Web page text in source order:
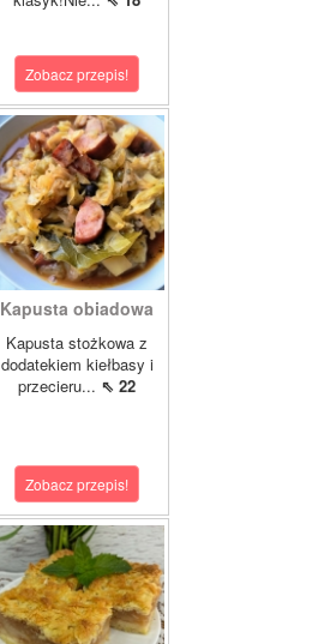
Zobacz przepis!
Kapusta obiadowa
Kapusta stożkowa z
dodatekiem kiełbasy i
przecieru... ⇖ 22
Zobacz przepis!